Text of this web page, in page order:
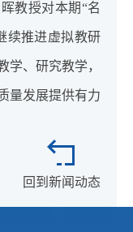
教授对本期“名
续推进虚拟教研
学、研究教学，
量发展提供有力
回到新闻动态